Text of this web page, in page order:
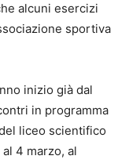
alcuni esercizi
sportiva
inizio già dal
in programma
liceo scientifico
4 marzo, al